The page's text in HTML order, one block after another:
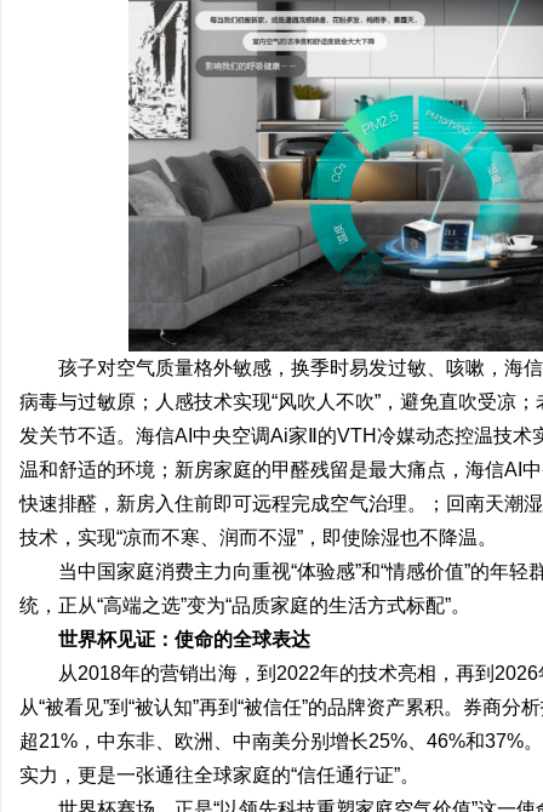
孩子对空气质量格外敏感，换季时易发过敏、咳嗽，海
病毒与过敏原；人感技术实现“风吹人不吹”，避免直吹受凉
发关节不适。海信AI中央空调Ai家Ⅱ的VTH冷媒动态控温技
温和舒适的环境；新房家庭的甲醛残留是最大痛点，海信AI
快速排醛，新房入住前即可远程完成空气治理。；回南天潮
技术，实现“凉而不寒、润而不湿”，即使除湿也不降温。
当中国家庭消费主力向重视“体验感”和“情感价值”的年
统，正从“高端之选”变为“品质家庭的生活方式标配”。
世界杯见证：使命的全球表达
从2018年的营销出海，到2022年的技术亮相，再到
从“被看见”到“被认知”再到“被信任”的品牌资产累积。券商
超21%，中东非、欧洲、中南美分别增长25%、46%和37%
实力，更是一张通往全球家庭的“信任通行证”。